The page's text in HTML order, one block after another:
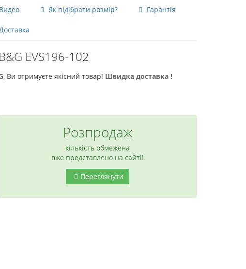
Видео Як підібрати розмір? Гарантія
EVS196-102
, Ви отримуєте якісний товар! Швидка доставка !
Розпродаж
кількість обмежена
вже представлено на сайті!
Переглянути